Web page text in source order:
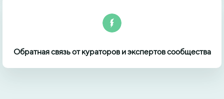
Обратная связь от кураторов и экспертов сообщества